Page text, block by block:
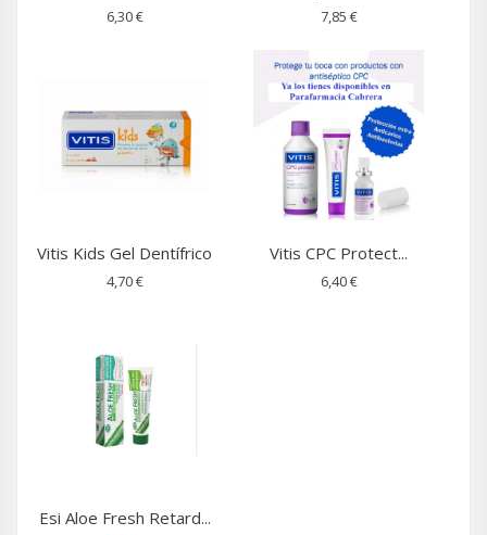
6,30 € 7,85 €
Vitis Kids Gel Dentífrico
4,70 €
Vitis CPC Protect...
6,40 €
Esi Aloe Fresh Retard...